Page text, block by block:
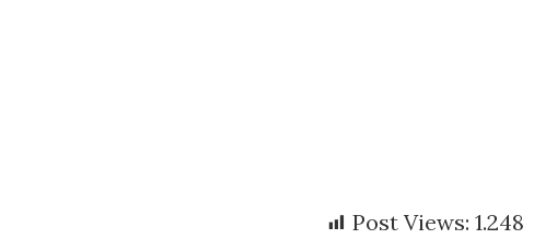
Post Views: 1.248